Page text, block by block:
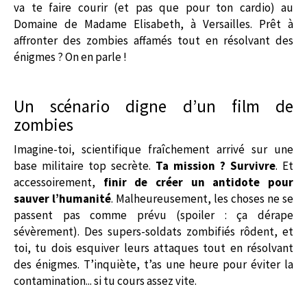
va te faire courir (et pas que pour ton cardio) au
Domaine de Madame Elisabeth, à Versailles. Prêt à
affronter des zombies affamés tout en résolvant des
énigmes ? On en parle !
Un scénario digne d’un film de
zombies
Imagine-toi, scientifique fraîchement arrivé sur une
base militaire top secrète. Ta mission ? Survivre. Et
accessoirement, finir de créer un antidote pour
sauver l’humanité. Malheureusement, les choses ne se
passent pas comme prévu (spoiler : ça dérape
sévèrement). Des supers-soldats zombifiés rôdent, et
toi, tu dois esquiver leurs attaques tout en résolvant
des énigmes. T’inquiète, t’as une heure pour éviter la
contamination... si tu cours assez vite.